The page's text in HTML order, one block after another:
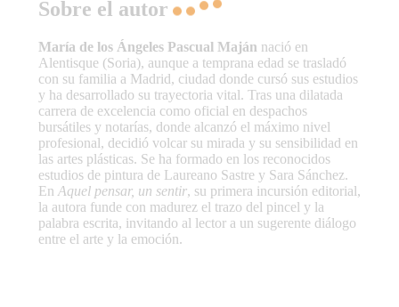
Sobre el autor
María de los Ángeles Pascual Maján nació en
Alentisque (Soria), aunque a temprana edad se trasladó
con su familia a Madrid, ciudad donde cursó sus estudios
y ha desarrollado su trayectoria vital. Tras una dilatada
carrera de excelencia como oficial en despachos
bursátiles y notarías, donde alcanzó el máximo nivel
profesional, decidió volcar su mirada y su sensibilidad en
las artes plásticas. Se ha formado en los reconocidos
estudios de pintura de Laureano Sastre y Sara Sánchez.
En Aquel pensar, un sentir, su primera incursión editorial,
la autora funde con madurez el trazo del pincel y la
palabra escrita, invitando al lector a un sugerente diálogo
entre el arte y la emoción.